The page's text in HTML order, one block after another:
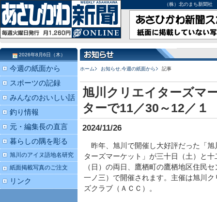
（株）北のまち新聞
ホーム お知らせ 今週の紙面から 記事
旭川クリエイターズマ
ターで11／30～12／１
2024/11/26
昨年、旭川で開催し大好評だった「旭
ターズマーケット」が三十日（土）と十
（日）の両日、鷹栖町の鷹栖地区住民
一ノ三）で開催されます。主催は旭川ク
ズクラブ（ＡＣＣ）。
2026年8月6日（木）
今週の紙面から
スポーツの記録
みんなのおいしい話
釣り情報
元・編集長の直言
暮らしの隅を彫る
旭川のアイヌ語地名研究
紙面掲載写真のご注文
リンク